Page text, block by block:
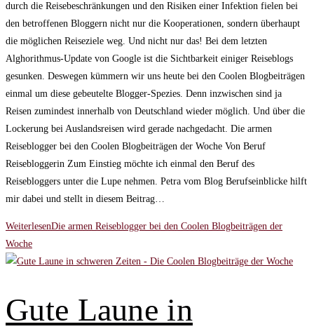
durch die Reisebeschränkungen und den Risiken einer Infektion fielen bei
den betroffenen Bloggern nicht nur die Kooperationen, sondern überhaupt
die möglichen Reiseziele weg. Und nicht nur das! Bei dem letzten
Alghorithmus-Update von Google ist die Sichtbarkeit einiger Reiseblogs
gesunken. Deswegen kümmern wir uns heute bei den Coolen Blogbeiträgen
einmal um diese gebeutelte Blogger-Spezies. Denn inzwischen sind ja
Reisen zumindest innerhalb von Deutschland wieder möglich. Und über die
Lockerung bei Auslandsreisen wird gerade nachgedacht. Die armen
Reiseblogger bei den Coolen Blogbeiträgen der Woche Von Beruf
Reisebloggerin Zum Einstieg möchte ich einmal den Beruf des
Reisebloggers unter die Lupe nehmen. Petra vom Blog Berufseinblicke hilft
mir dabei und stellt in diesem Beitrag…
WeiterlesenDie armen Reiseblogger bei den Coolen Blogbeiträgen der
Woche
Gute Laune in